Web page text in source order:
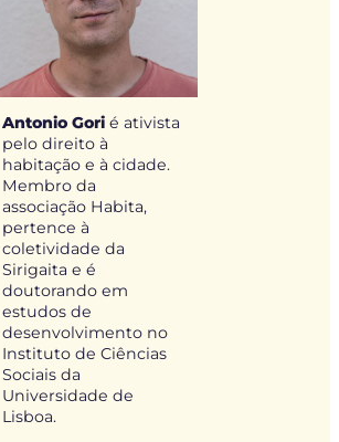
Antonio Gorié ativista
pelo direito à
habitação e à cidade.
Membro da
associação Habita,
pertence à
coletividade da
Sirigaita e é
doutorando em
estudos de
desenvolvimento no
Instituto de Ciências
Sociais da
Universidade de
Lisboa.